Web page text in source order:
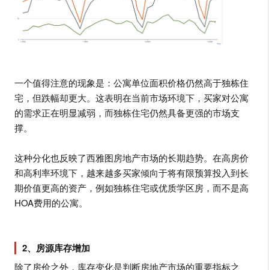
一个值得注意的现象是：公寓单位面积价格仍然高于独栋住
宅，但跌幅却更大。这表明在当前市场环境下，买家对公寓
的需求正在明显减弱，而独栋住宅仍然具备更强的市场支
撑。
这种分化也反映了西雅图房地产市场的长期趋势。在高房价
和高利率环境下，越来越多买家倾向于将有限预算投入到长
期价值更高的资产，例如独栋住宅或优质学区房，而不是高
HOA费用的公寓。
2、房源库存增加
除了房价之外，库存变化是判断房地产市场的重要指标之